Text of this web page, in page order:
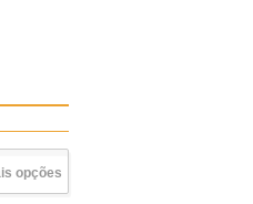
opções